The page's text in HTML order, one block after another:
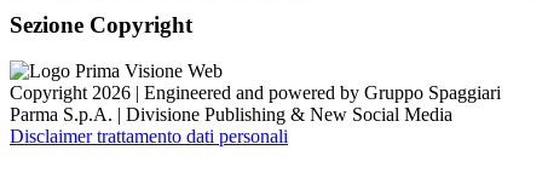
Sezione Copyright
Copyright 2026 | Engineered and powered by Gruppo Spaggiari
Parma S.p.A. | Divisione Publishing & New Social Media
Disclaimer trattamento dati personali